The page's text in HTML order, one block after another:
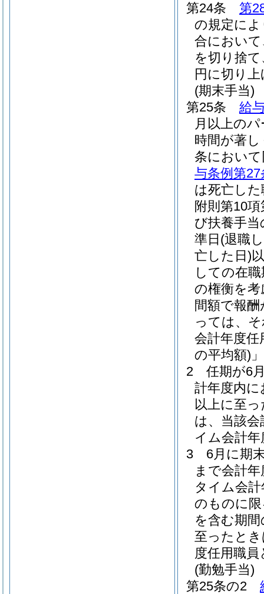
第24条
第
の規定に
合におい
を切り捨
円に切り
(期末手当)
第25条
給
月以上の
時間が著
条におい
与条例第
は死亡し
附則第10
び扶養手
準日 (退職
亡した日)
しての在
の権衡を
間額で報
っては、
会計年度
の平均額)
2
任期が6
計年度内
以上に至
は、当該
イム会計
3
6月に期
まで会計
タイム会
のものに
を含む期
至ったと
度任用職
(勤勉手当)
第25条の2